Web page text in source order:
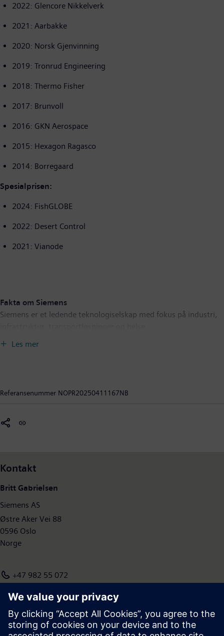
2022: Glencore Nikkelverk
2021: Aarbakke
2020: Norsk Gjenvinning
2019: Tronrud Engineering
2018: Thermo Fisher
2017: Brunvoll
2016: GKN Aerospace
2015: Hexagon Ragasco
2014: Borregaard
Spesialprisen:
2024: FishGLOBE
2022: Desert Control
2021: Vianode
Fakta om Siemens
Siemens er et ledende teknologiselskap med fokus på industri,
å leve i og transport mer bærekraftig.
banebrytende teknologiløsninger for hele verden. Selskapets
Les mer
Referansenummer NOPR20250411167NB
Kontakt
Britt Gabrielsen
Siemens AS
Østre Aker Vei 88
0596 Oslo
Norge
+47 982 55 072
britt.gabrielsen@siemens.com